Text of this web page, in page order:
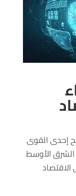
تصبح إحدى القوى
الأوسط